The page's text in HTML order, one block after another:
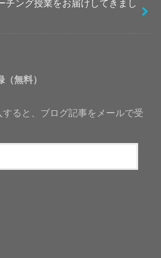
ング授業をお届けしてきまし
無料）
すると、ブログ記事をメールで受